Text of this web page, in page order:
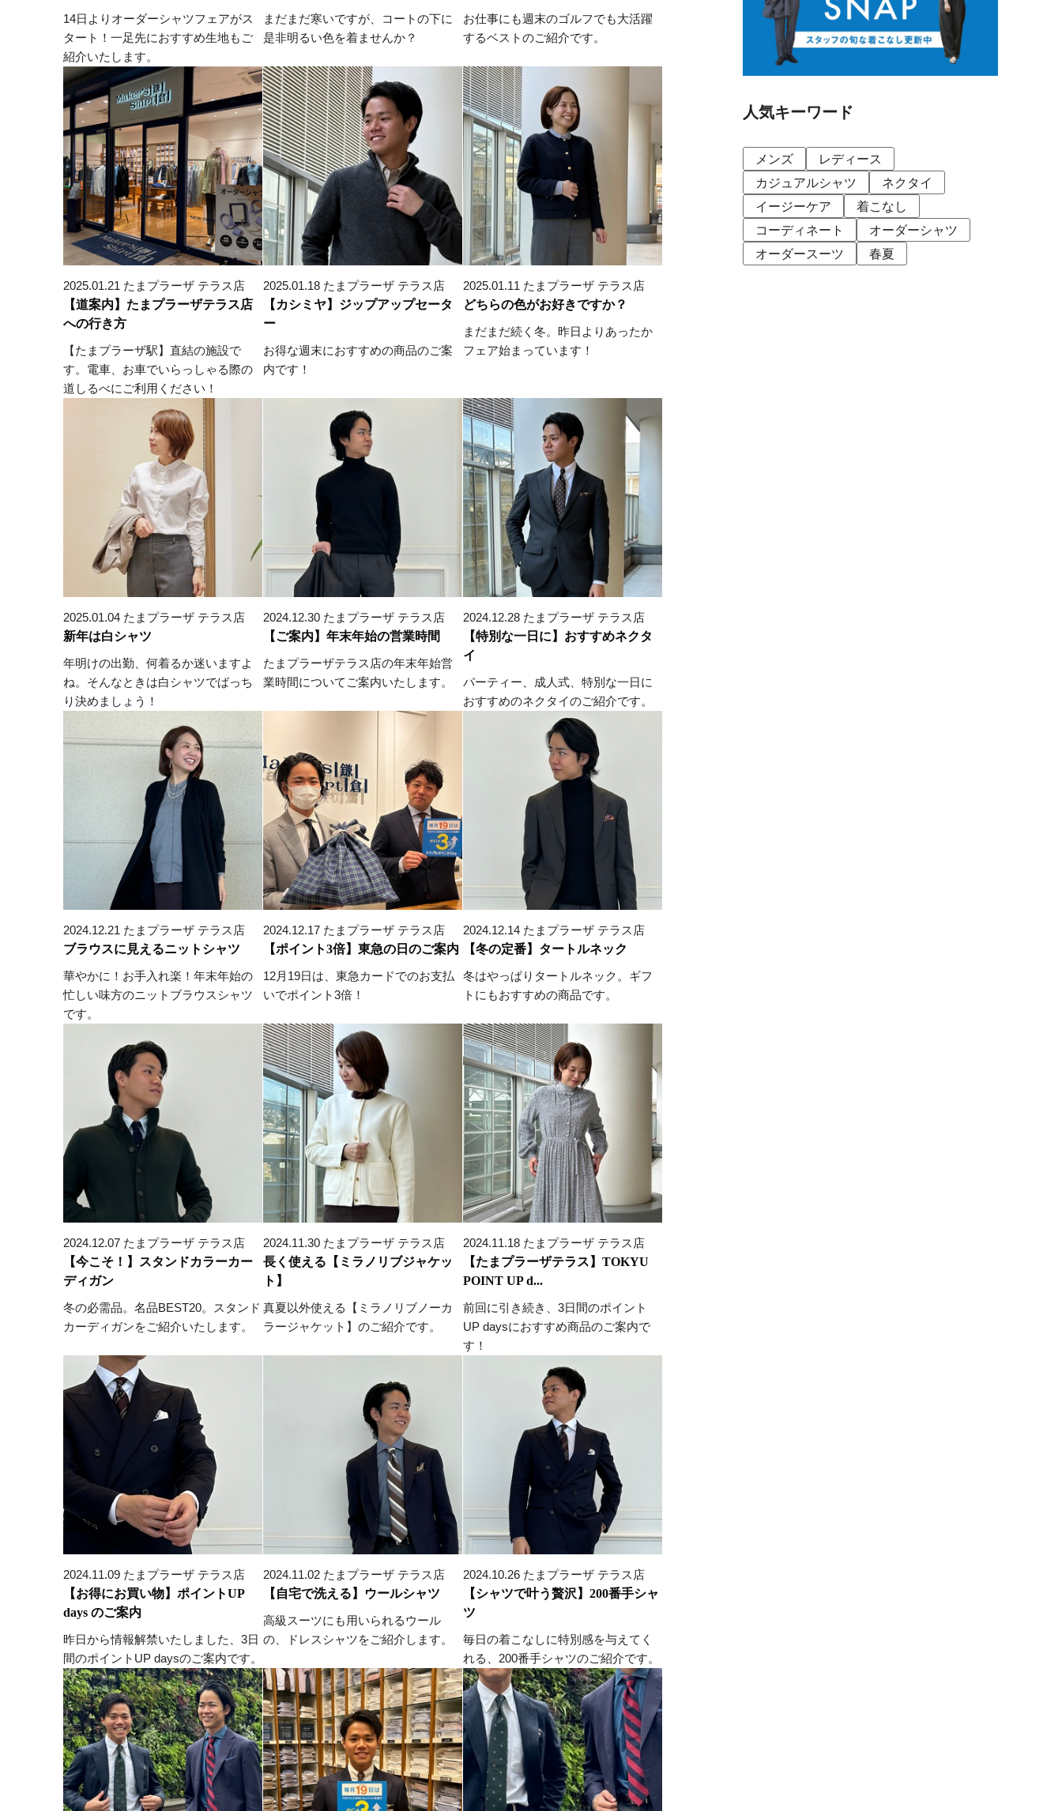
14日よりオーダーシャツフェアがス
タート！一足先におすすめ生地もご
紹介いたします。
まだまだ寒いですが、コートの下に
是非明るい色を着ませんか？
お仕事にも週末のゴルフでも大活躍
するベストのご紹介です。
2025.01.21 たまプラーザ テラス店
【道案内】たまプラーザテラス店
への行き方
【たまプラーザ駅】直結の施設で
す。電車、お車でいらっしゃる際の
道しるべにご利用ください！
2025.01.18 たまプラーザ テラス店
【カシミヤ】ジップアップセータ
ー
お得な週末におすすめの商品のご案
内です！
2025.01.11 たまプラーザ テラス店
どちらの色がお好きですか？
まだまだ続く冬。昨日よりあったか
フェア始まっています！
2025.01.04 たまプラーザ テラス店
新年は白シャツ
年明けの出勤、何着るか迷いますよ
ね。そんなときは白シャツでばっち
り決めましょう！
2024.12.30 たまプラーザ テラス店
【ご案内】年末年始の営業時間
たまプラーザテラス店の年末年始営
業時間についてご案内いたします。
2024.12.28 たまプラーザ テラス店
【特別な一日に】おすすめネクタ
イ
パーティー、成人式、特別な一日に
おすすめのネクタイのご紹介です。
2024.12.21 たまプラーザ テラス店
ブラウスに見えるニットシャツ
華やかに！お手入れ楽！年末年始の
忙しい味方のニットブラウスシャツ
です。
2024.12.17 たまプラーザ テラス店
【ポイント3倍】東急の日のご案内
12月19日は、東急カードでのお支払
いでポイント3倍！
2024.12.14 たまプラーザ テラス店
【冬の定番】タートルネック
冬はやっぱりタートルネック。ギフ
トにもおすすめの商品です。
2024.12.07 たまプラーザ テラス店
【今こそ！】スタンドカラーカー
ディガン
冬の必需品。名品BEST20。スタンド
カーディガンをご紹介いたします。
2024.11.30 たまプラーザ テラス店
長く使える【ミラノリブジャケッ
ト】
真夏以外使える【ミラノリブノーカ
ラージャケット】のご紹介です。
2024.11.18 たまプラーザ テラス店
【たまプラーザテラス】TOKYU
POINT UP d...
前回に引き続き、3日間のポイント
UP daysにおすすめ商品のご案内で
す！
2024.11.09 たまプラーザ テラス店
【お得にお買い物】ポイントUP
days のご案内
昨日から情報解禁いたしました、3日
間のポイントUP daysのご案内です。
2024.11.02 たまプラーザ テラス店
【自宅で洗える】ウールシャツ
高級スーツにも用いられるウール
の、ドレスシャツをご紹介します。
2024.10.26 たまプラーザ テラス店
【シャツで叶う贅沢】200番手シャ
ツ
毎日の着こなしに特別感を与えてく
れる、200番手シャツのご紹介です。
人気キーワード
メンズ
レディース
カジュアルシャツ
ネクタイ
イージーケア
着こなし
コーディネート
オーダーシャツ
オーダースーツ
春夏